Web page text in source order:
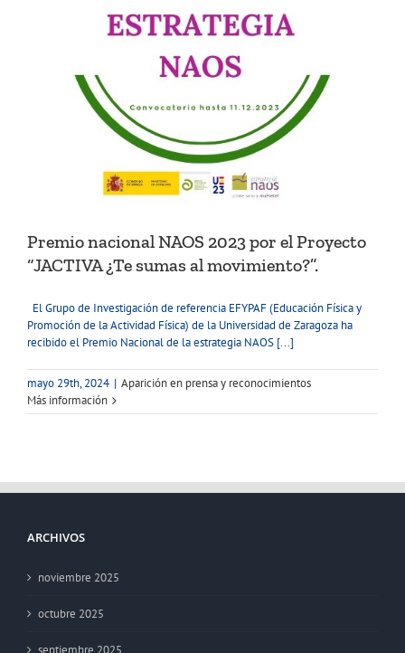
Premio nacional NAOS 2023 por el Proyecto
“JACTIVA ¿Te sumas al movimiento?”.
El Grupo de Investigación de referencia EFYPAF (Educación Física y
Promoción de la Actividad Física) de la Universidad de Zaragoza ha
recibido el Premio Nacional de la estrategia NAOS [...]
mayo 29th, 2024 | Aparición en prensa y reconocimientos
Más información
ARCHIVOS
noviembre 2025
octubre 2025
septiembre 2025